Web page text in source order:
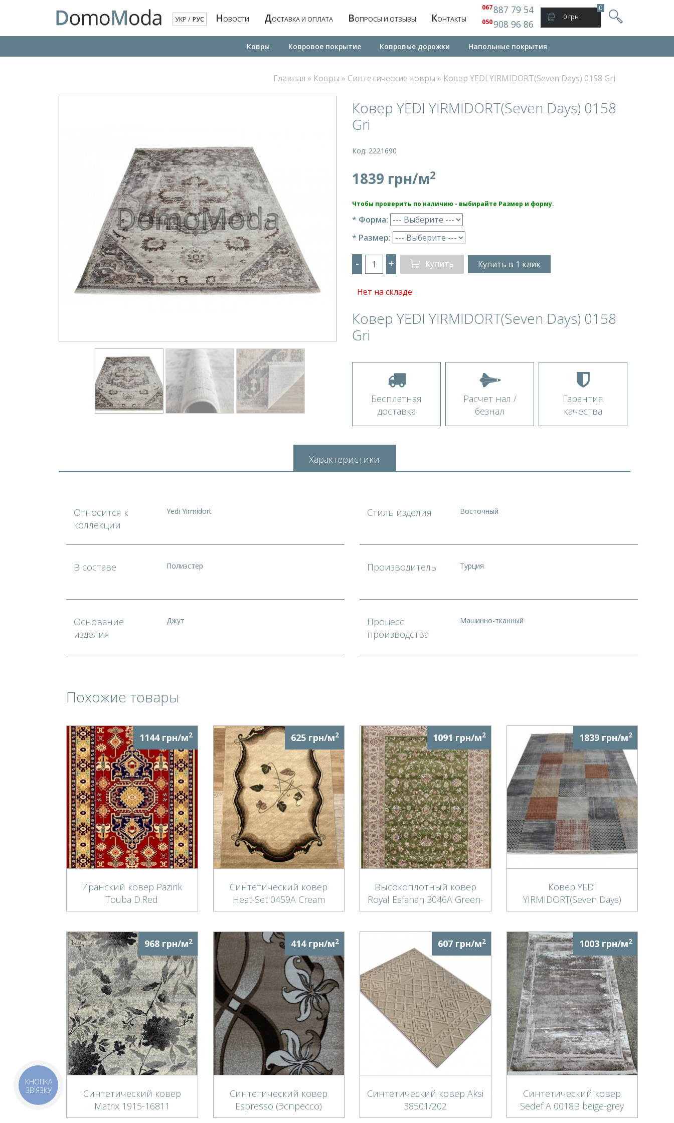
УКР / РУС НОВОСТИ ДОСТАВКА И ОПЛАТА ВОПРОСЫ И ОТЗЫВЫ КОНТАКТЫ
Ковры Ковровое покрытие Ковровые дорожки Напольные покрытия
067887 79 54
050908 96 86
0
0 грн
Главная » Ковры » Синтетические ковры » Ковер YEDI YIRMIDORT(Seven Days) 0158 Gri
Ковер YEDI YIRMIDORT(Seven Days) 0158
Gri
Код: 2221690
1839 грн/м2
Чтобы проверить по наличию - выбирайте Размер и форму.
* Форма:
* Размер:
- + Купить Купить в 1 клик
Нет на складе
Ковер YEDI YIRMIDORT(Seven Days) 0158
Gri
Бесплатная
доставка
Расчет нал /
безнал
Гарантия
качества
Характеристики
Относится к
коллекции
Yedi Yirmidort
В составе Полиэстер
Основание
изделия
Джут
Стиль изделия Восточный
Производитель Турция
Процесс
производства
Машинно-тканный
Похожие товары
1144 грн/м2
Иранский ковер Pazirik
Touba D.Red
625 грн/м2
Синтетический ковер
Heat-Set 0459A Cream
1091 грн/м2
Высокоплотный ковер
Royal Esfahan 3046A Green-
Cream
1839 грн/м2
Ковер YEDI
YIRMIDORT(Seven Days)
0096 MLT
968 грн/м2
Синтетический ковер
Matrix 1915-16811
414 грн/м2
Синтетический ковер
Espresso (Эспрессо)
f1673/z7/es
607 грн/м2
Синтетический ковер Aksi
38501/202
1003 грн/м2
Синтетический ковер
Sedef A 0018B beige-grey
КНОПКА
ЗВ'ЯЗКУ